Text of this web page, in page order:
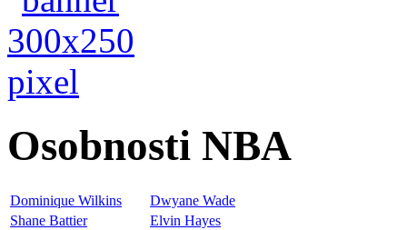
Osobnosti NBA
Dominique Wilkins
Dwyane Wade
Shane Battier
Elvin Hayes